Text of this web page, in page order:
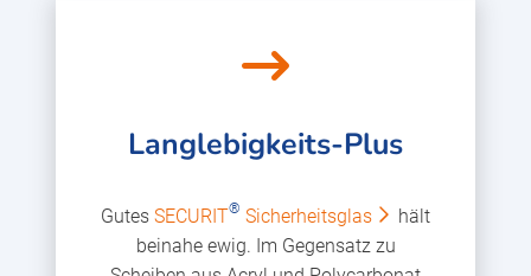
Langlebigkeits-Plus
Gutes SECURIT® Sicherheitsglas
hält
beinahe ewig. Im Gegensatz zu